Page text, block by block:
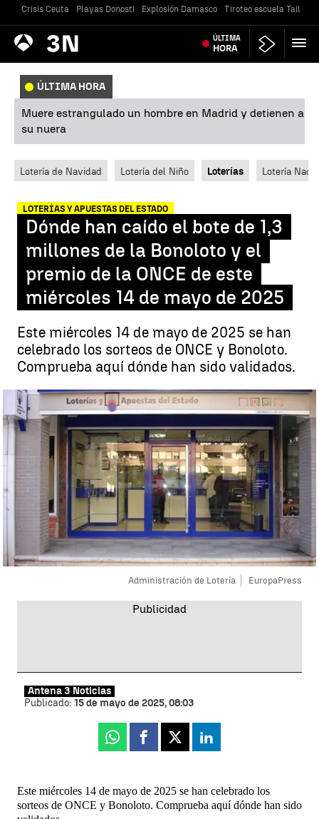
Crisis Ceuta Playas Donosti Explosión Damasco Tiroteo escuela
Antena
3 Noticias ÚLTIMA
HORA
ÚLTIMA HORA
Muere estrangulado un hombre en Madrid y detienen a
su nuera
Lotería de Navidad Lotería del Niño Loterías Lotería
LOTERÍAS Y APUESTAS DEL ESTADO
Dónde han caído el bote de 1,3
millones de la Bonoloto y el
premio de la ONCE de este
miércoles 14 de mayo de 2025
Este miércoles 14 de mayo de 2025 se han
celebrado los sorteos de ONCE y Bonoloto.
Comprueba aquí dónde han sido validados.
Administración de Lotería EuropaPress
Antena 3 Noticias
Publicado: 15 de mayo de 2025, 08:03
Whatsapp
Facebook
X Linkedin
Este miércoles 14 de mayo de 2025 se han celebrado los
sorteos de ONCE y Bonoloto. Comprueba aquí dónde han sido